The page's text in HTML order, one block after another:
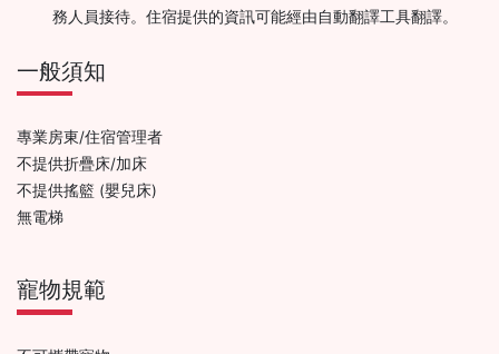
務人員接待。住宿提供的資訊可能經由自動翻譯工具翻譯。
一般須知
專業房東/住宿管理者
不提供折疊床/加床
不提供搖籃 (嬰兒床)
無電梯
寵物規範